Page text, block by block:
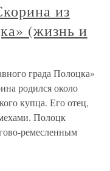
из
(жизнь и
града Полоцка»
родился около
купца. Его отец,
Полоцк
ремесленным